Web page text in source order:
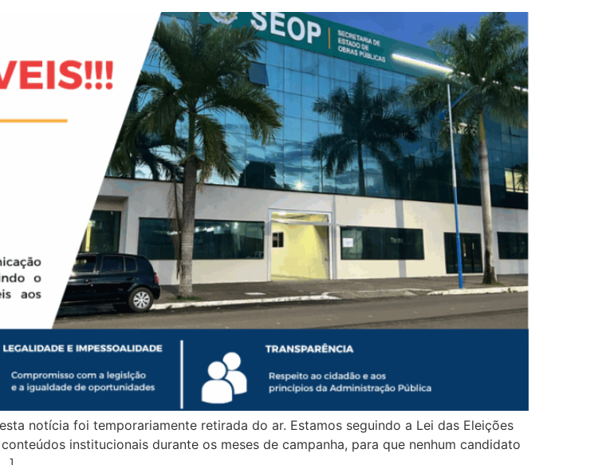
notícia foi temporariamente retirada do ar. Estamos seguindo a Lei das Eleições
institucionais durante os meses de campanha, para que nenhum candidato